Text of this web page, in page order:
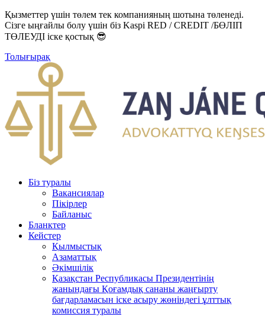
Қызметтер үшін төлем тек компанияның шотына төленеді.
Сізге ыңғайлы болу үшін біз Kaspi RED / CREDIT /БӨЛІП
ТӨЛЕУДІ іске қостық 😎
Толығырақ
Біз туралы
Вакансиялар
Пікірлер
Байланыс
Бланктер
Кейстер
Қылмыстық
Азаматтық
Әкімшілік
Қазақстан Республикасы Президентінің
жанындағы Қоғамдық сананы жаңғырту
бағдарламасын іске асыру жөніндегі ұлттық
комиссия туралы